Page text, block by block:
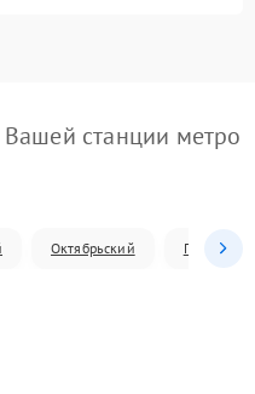
станции метро
Октябрьский